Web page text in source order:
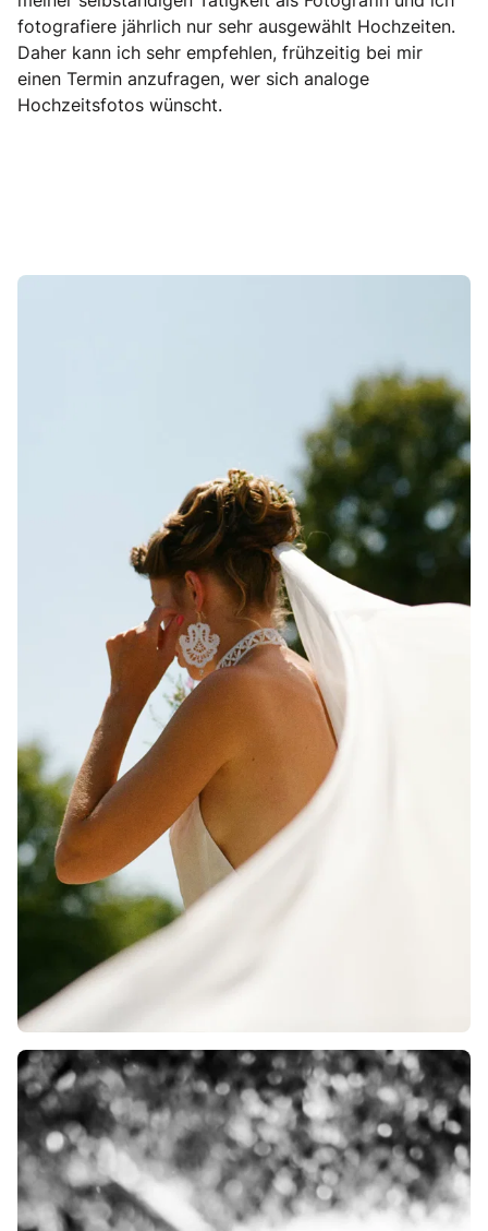
fotografiere jährlich nur sehr ausgewählt Hochzeiten.
Daher kann ich sehr empfehlen, frühzeitig bei mir
einen Termin anzufragen, wer sich analoge
Hochzeitsfotos wünscht.